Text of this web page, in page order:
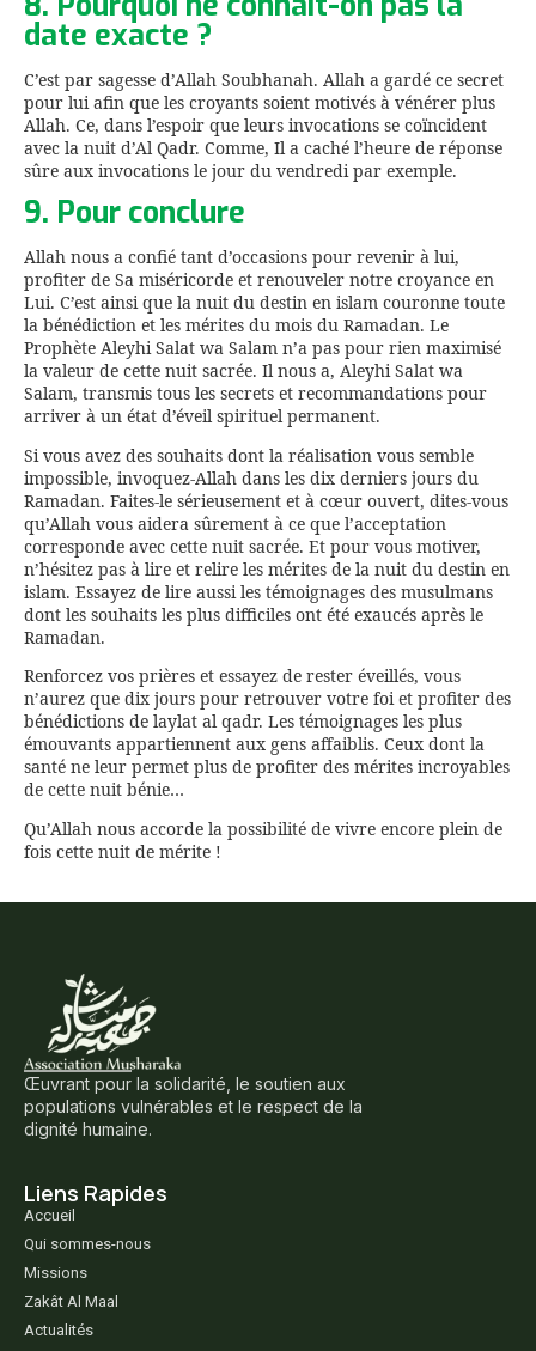
date exacte ?
C’est par sagesse d’Allah Soubhanah. Allah a gardé ce secret
pour lui afin que les croyants soient motivés à vénérer plus
Allah. Ce, dans l’espoir que leurs invocations se coïncident
avec la nuit d’Al Qadr. Comme, Il a caché l’heure de réponse
sûre aux invocations le jour du vendredi par exemple.
9. Pour conclure
Allah nous a confié tant d’occasions pour revenir à lui,
profiter de Sa miséricorde et renouveler notre croyance en
Lui. C’est ainsi que la nuit du destin en islam couronne toute
la bénédiction et les mérites du mois du Ramadan. Le
Prophète Aleyhi Salat wa Salam n’a pas pour rien maximisé
la valeur de cette nuit sacrée. Il nous a, Aleyhi Salat wa
Salam, transmis tous les secrets et recommandations pour
arriver à un état d’éveil spirituel permanent.
Si vous avez des souhaits dont la réalisation vous semble
impossible, invoquez-Allah dans les dix derniers jours du
Ramadan. Faites-le sérieusement et à cœur ouvert, dites-vous
qu’Allah vous aidera sûrement à ce que l’acceptation
corresponde avec cette nuit sacrée. Et pour vous motiver,
n’hésitez pas à lire et relire les mérites de la nuit du destin en
islam. Essayez de lire aussi les témoignages des musulmans
dont les souhaits les plus difficiles ont été exaucés après le
Ramadan.
Renforcez vos prières et essayez de rester éveillés, vous
n’aurez que dix jours pour retrouver votre foi et profiter des
bénédictions de laylat al qadr. Les témoignages les plus
émouvants appartiennent aux gens affaiblis. Ceux dont la
santé ne leur permet plus de profiter des mérites incroyables
de cette nuit bénie…
Qu’Allah nous accorde la possibilité de vivre encore plein de
fois cette nuit de mérite !
Œuvrant pour la solidarité, le soutien aux
populations vulnérables et le respect de la
dignité humaine.
Liens Rapides
Accueil
Qui sommes-nous
Missions
Zakât Al Maal
Actualités